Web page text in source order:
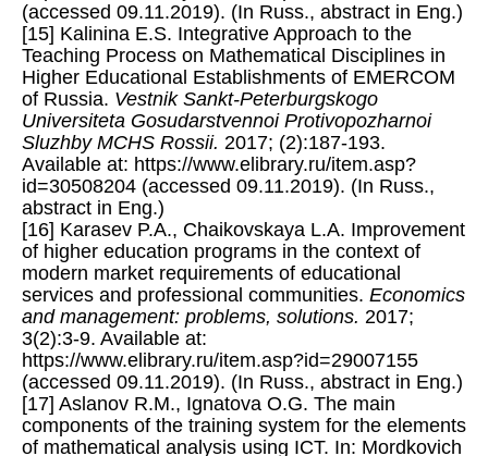
(accessed 09.11.2019). (In Russ., abstract in Eng.)
[15] Kalinina E.S. Integrative Approach to the
Teaching Process on Mathematical Disciplines in
Higher Educational Establishments of EMERCOM
of Russia. Vestnik Sankt-Peterburgskogo
Universiteta Gosudarstvennoi Protivopozharnoi
Sluzhby MCHS Rossii. 2017; (2):187-193.
Available at: https://www.elibrary.ru/item.asp?
id=30508204 (accessed 09.11.2019). (In Russ.,
abstract in Eng.)
[16] Karasev P.A., Chaikovskaya L.A. Improvement
of higher education programs in the context of
modern market requirements of educational
services and professional communities. Economics
and management: problems, solutions. 2017;
3(2):3-9. Available at:
https://www.elibrary.ru/item.asp?id=29007155
(accessed 09.11.2019). (In Russ., abstract in Eng.)
[17] Aslanov R.M., Ignatova O.G. The main
components of the training system for the elements
of mathematical analysis using ICT. In: Mordkovich